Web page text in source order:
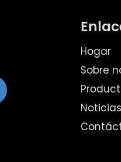
Hogar
Sobre
Noticias